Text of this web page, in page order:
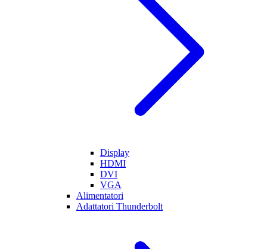
Display
HDMI
DVI
VGA
Alimentatori
Adattatori Thunderbolt